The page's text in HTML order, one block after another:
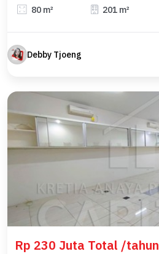
80 m² 201 m²
Debby Tjoeng
Rp 230 Juta Total /tahun